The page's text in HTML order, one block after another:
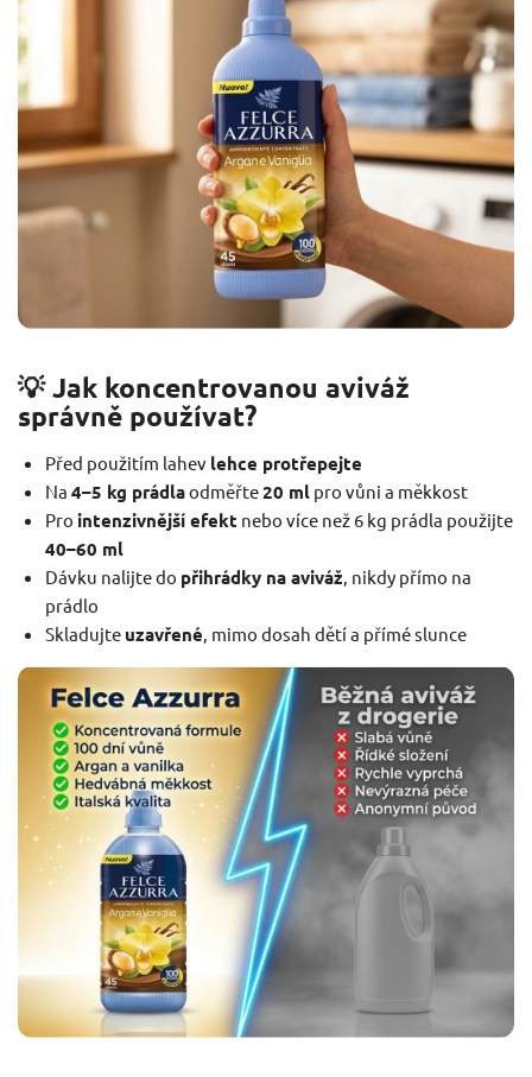
💡 Jak koncentrovanou aviváž
správně používat?
Před použitím lahev lehce protřepejte
Na 4–5 kg prádlaodměřte20 ml pro vůni a měkkost
Pro intenzivnější efekt nebo více než 6 kg prádla použijte
40–60 ml
Dávku nalijte do přihrádky na aviváž , nikdy přímo na
prádlo
Skladujte uzavřené , mimo dosah dětí a přímé slunce